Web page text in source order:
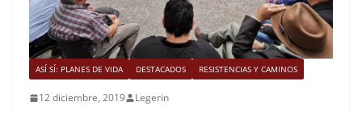
ASÍ SÍ: PLANES DE VIDA DESTACADOS RESISTENCIAS Y CAMINOS
12 diciembre, 2019 Legerin